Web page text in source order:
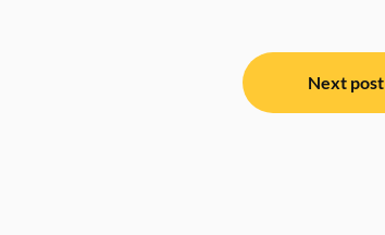
Next post